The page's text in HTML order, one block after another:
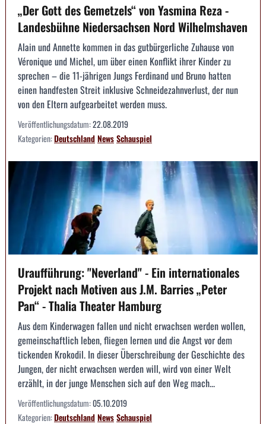
„Der Gott des Gemetzels“ von Yasmina Reza -
Landesbühne Niedersachsen Nord Wilhelmshaven
Alain und Annette kommen in das gutbürgerliche Zuhause von
Véronique und Michel, um über einen Konflikt ihrer Kinder zu
sprechen – die 11-jährigen Jungs Ferdinand und Bruno hatten
einen handfesten Streit inklusive Schneidezahnverlust, der nun
von den Eltern aufgearbeitet werden muss.
Veröffentlichungsdatum:22.08.2019
Kategorien:DeutschlandNewsSchauspiel
Uraufführung: "Neverland" - Ein internationales
Projekt nach Motiven aus J.M. Barries „Peter
Pan“ - Thalia Theater Hamburg
Aus dem Kinderwagen fallen und nicht erwachsen werden wollen,
gemeinschaftlich leben, fliegen lernen und die Angst vor dem
tickenden Krokodil. In dieser Überschreibung der Geschichte des
Jungen, der nicht erwachsen werden will, wird von einer Welt
erzählt, in der junge Menschen sich auf den Weg mach...
Veröffentlichungsdatum:05.10.2019
Kategorien:DeutschlandNewsSchauspiel